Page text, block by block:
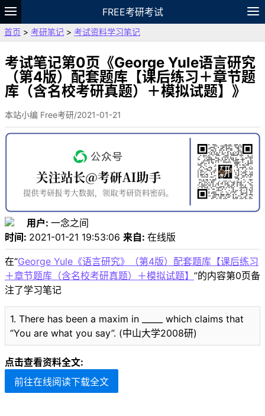
FREE考研考试
题库
故事 专题 APP
VIP
资料
首页 > 考研笔记 > 考试资料学习笔记
考试笔记第0页《George Yule语言研究
（第4版）配套题库【课后练习＋章节题
库（含名校考研真题）＋模拟试题】》
本站小编 Free考研/2021-01-21
用户: 一念之间
时间: 2021-01-21 19:53:06 来自: 在线版
在“George Yule《语言研究》（第4版）配套题库【课后练习
＋章节题库（含名校考研真题）＋模拟试题】 ”的内容第0页备
注了学习笔记
1. There has been a maxim in _____ which claims that
“You are what you say”. (中山大学2008研)
点击查看资料全文:
前往在线阅读下载全文